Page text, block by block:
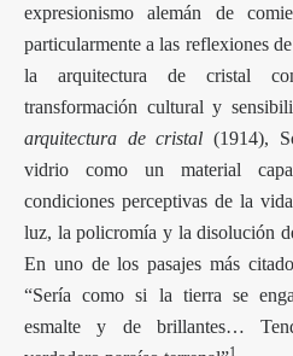
expresionismo alemán de
particularmente a las reflexiones
la arquitectura de cristal
transformación cultural y
arquitectura de cristal (1914),
vidrio como un material
condiciones perceptivas de la
luz, la policromía y la disolución
En uno de los pasajes más
“Sería como si la tierra se
esmalte y de brillantes…
1